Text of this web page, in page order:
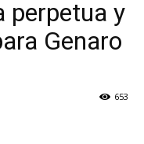
perpetua y
Genaro
653